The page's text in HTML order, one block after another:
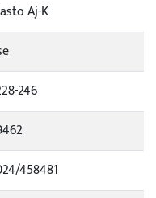
Aj-K
246
458481